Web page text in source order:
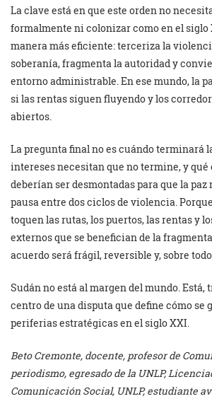
La clave está en que este orden no
formalmente ni colonizar como en el siglo
manera más eficiente: terceriza la
soberanía, fragmenta la autoridad y
entorno administrable. En ese mundo, la
si las rentas siguen fluyendo y los
abiertos.
La pregunta final no es cuándo terminará
intereses necesitan que no termine, y
deberían ser desmontadas para que la paz
pausa entre dos ciclos de violencia.
toquen las rutas, los puertos, las rentas y
externos que se benefician de la
acuerdo será frágil, reversible y, sobre
Sudán no está al margen del mundo. Está,
centro de una disputa que define cómo se
periferias estratégicas en el siglo XXI.
Beto Cremonte, docente, profesor de
periodismo, egresado de la UNLP,
Comunicación Social, UNLP, estudiante